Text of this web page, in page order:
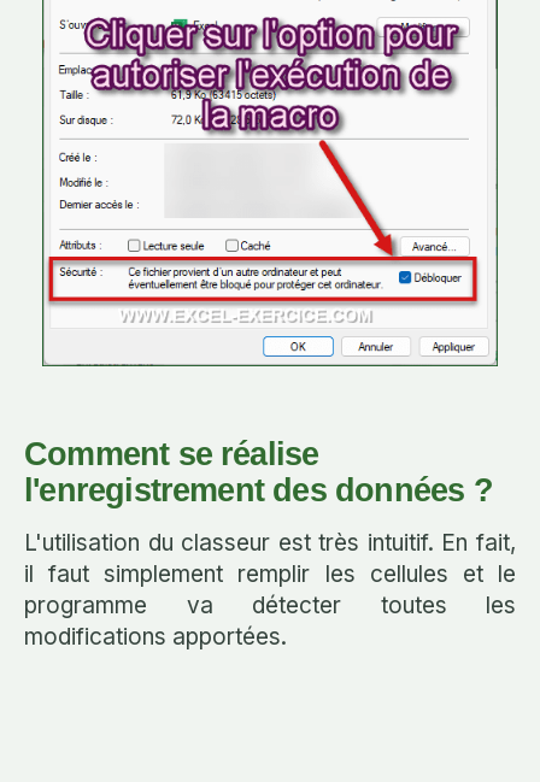
Comment se réalise
l'enregistrement des données ?
L'utilisation du classeur est très intuitif. En fait,
il faut simplement remplir les cellules et le
programme va détecter toutes les
modifications apportées.